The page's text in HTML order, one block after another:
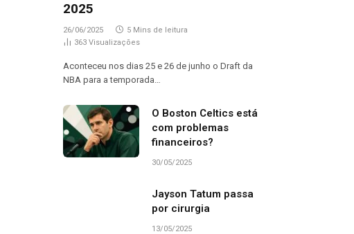
2025
26/06/2025
5 Mins de leitura
363 Visualizações
Aconteceu nos dias 25 e 26 de junho o Draft da
NBA para a temporada…
O Boston Celtics está
com problemas
financeiros?
30/05/2025
Jayson Tatum passa
por cirurgia
13/05/2025